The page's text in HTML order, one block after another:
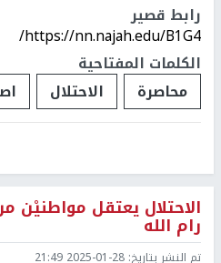
رابط قصير
https://nn.najah.edu/B1G4/
الكلمات المفتاحية
محاصرة
الاحتلال
الاحتلال يعتقل مواطنيْن
رام الله
تم النشر بتاريخ: 2025-01-28 21:49